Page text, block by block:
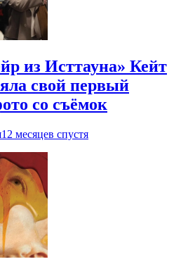
из Исттауна» Кейт
свой первый
со съёмок
12 месяцев спустя